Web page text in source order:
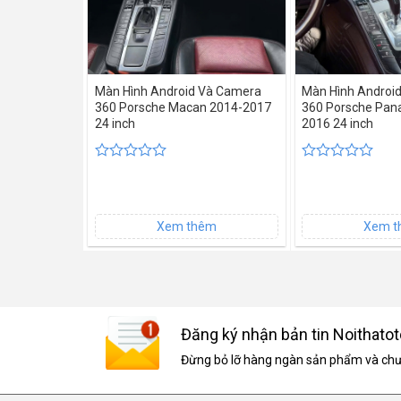
Màn Hình Android Và Camera
360 Porsche Macan 2014-2017
24 inch
0
5
sao
Màn Hình
360 Porsche
2016 24 inch
0
5
sao
Đăng ký nhận bản tin
Đừng bỏ lỡ hàng ngàn sản phẩm và